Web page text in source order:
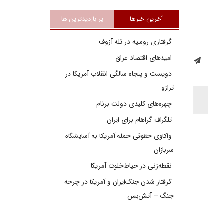
آخرین خبرها پر بازدیدترین ها
گرفتاری روسیه در تله آزوف
امیدهای اقتصاد عراق
دویست و پنجاه سالگی انقلاب آمریکا در
ترازو
چهره‌های کلیدی دولت برنام
تلگراف گراهام برای ایران
واکاوی حقوقی حمله آمریکا به آسایشگاه
سربازان
نقطه‌زنی در حیاط‌خلوت آمریکا
گرفتار شدن جنگ‌ایران و آمریکا در چرخه
جنگ – آتش‌بس